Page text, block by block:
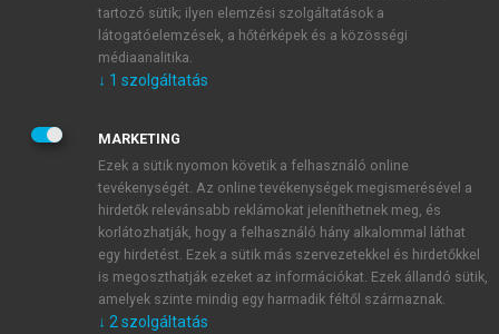
JELSZÓ
JELSZÓ ÚJRA
Kérek értesítést a MeRSZ újdonságairól, akcióiról.
Kérek értesítést az Akadémiai Kiadó Zrt. újdonságairól,
tartozó sütik; ilyen elemzési szolgáltatások a
látogatóelemzések, a hőtérképek és a közösségi
médiaanalitika.
↓ 1 szolgáltatás
MARKETING
Ezek a sütik nyomon követik a felhasználó online
tevékenységét. Az online tevékenységek megismerésével a
hirdetők relevánsabb reklámokat jeleníthetnek meg, és
korlátozhatják, hogy a felhasználó hány alkalommal láthat
egy hirdetést. Ezek a sütik más szervezetekkel és hirdetőkkel
is megoszthatják ezeket az információkat. Ezek állandó sütik,
amelyek szinte mindig egy harmadik féltől származnak.
↓ 2 szolgáltatás